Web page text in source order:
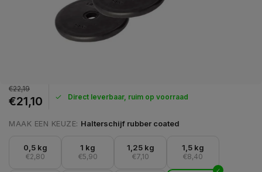
€22,19
€21,10 Direct leverbaar, ruim op voorraad
MAAK EEN KEUZE: Halterschijf rubber coated
0,5 kg
€2,80
1 kg
€5,90
1,25 kg
€7,10
1,5 kg
€8,40